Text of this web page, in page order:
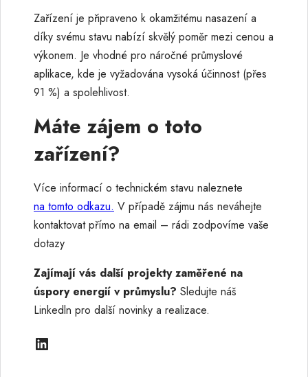
Zařízení je připraveno k okamžitému nasazení a
díky svému stavu nabízí skvělý poměr mezi cenou a
výkonem. Je vhodné pro náročné průmyslové
aplikace, kde je vyžadována vysoká účinnost (přes
91 %) a spolehlivost.
Máte zájem o toto
zařízení?
Více informací o technickém stavu naleznete
na tomto odkazu. V případě zájmu nás neváhejte
kontaktovat přímo na email – rádi zodpovíme vaše
dotazy
Zajímají vás další projekty zaměřené na
úspory energií v průmyslu? Sledujte náš
Linkedln pro další novinky a realizace.
LinkedIn